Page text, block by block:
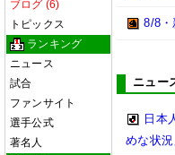
ブログ (6)
トピックス
ランキング
ニュース
試合
ファンサイト
選手公式
著名人
8/8・
ニュー
日本
めな状況